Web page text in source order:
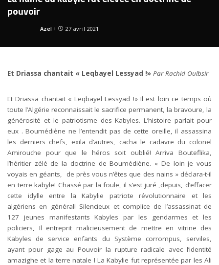
pouvoir
Posted
Azel 27 avril 2021
Et Driassa chantait « Leqbayel Lessyad !» Par Rachid Oulbsir
Et Driassa chantait « Leqbayel Lessyad !» Il est loin ce temps où
toute l’Algérie reconnaissait le sacrifice permanent, la bravoure, la
générosité et le patriotisme des Kabyles. L’histoire parlait pour
eux . Boumédiène ne l’entendit pas de cette oreille, il assassina
les derniers chefs, exila d’autres, cacha le cadavre du colonel
Amirouche pour que le héros soit oublié! Arriva Bouteflika,
l’héritier zélé de la doctrine de Boumédiène. « De loin je vous
voyais en géants, de près vous n’êtes que des nains » déclara-t-il
en terre kabyle! Chassé par la foule, il s’est juré ,depuis, d’effacer
cette idylle entre la Kabylie patriote révolutionnaire et les
algériens en général! Silencieux et complice de l’assassinat de
127 jeunes manifestants Kabyles par les gendarmes et les
policiers, Il entreprit malicieusement de mettre en vitrine des
Kabyles de service enfants du Système corrompus, serviles,
ayant pour gage au Pouvoir la rupture radicale avec l’identité
amazighe et la terre natale ! La Kabylie fut représentée par les Ali